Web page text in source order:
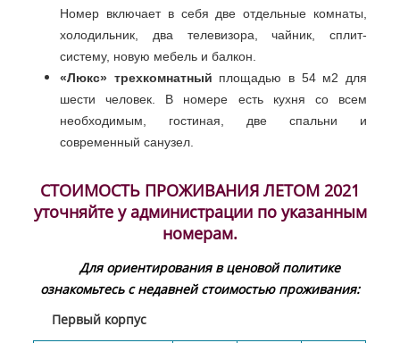
Номер включает в себя две отдельные комнаты,
холодильник, два телевизора, чайник, сплит-
систему, новую мебель и балкон.
«Люкс» трехкомнатный площадью в 54 м2 для
шести человек. В номере есть кухня со всем
необходимым, гостиная, две спальни и
современный санузел.
СТОИМОСТЬ ПРОЖИВАНИЯ ЛЕТОМ 2021
уточняйте у администрации по указанным
номерам.
Для ориентирования в ценовой политике
ознакомьтесь с недавней стоимостью проживания:
Первый корпус